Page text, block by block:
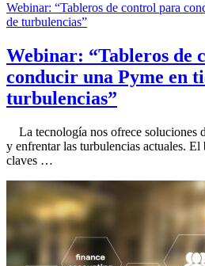
Webinar: “Tableros de control para
de turbulencias”
Webinar: “Tableros de
conducir una Pyme en
turbulencias”
La tecnología nos ofrece soluciones
y enfrentar las turbulencias actuales. El
claves …